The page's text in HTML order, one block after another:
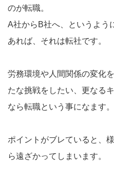
のが転職。
A社からB社へ、というよう
あれば、それは転社です。
労務環境や人間関係の変化
たな挑戦をしたい、更なる
なら転職という事になます。
ポイントがブレていると、
ら遠ざかってしまいます。